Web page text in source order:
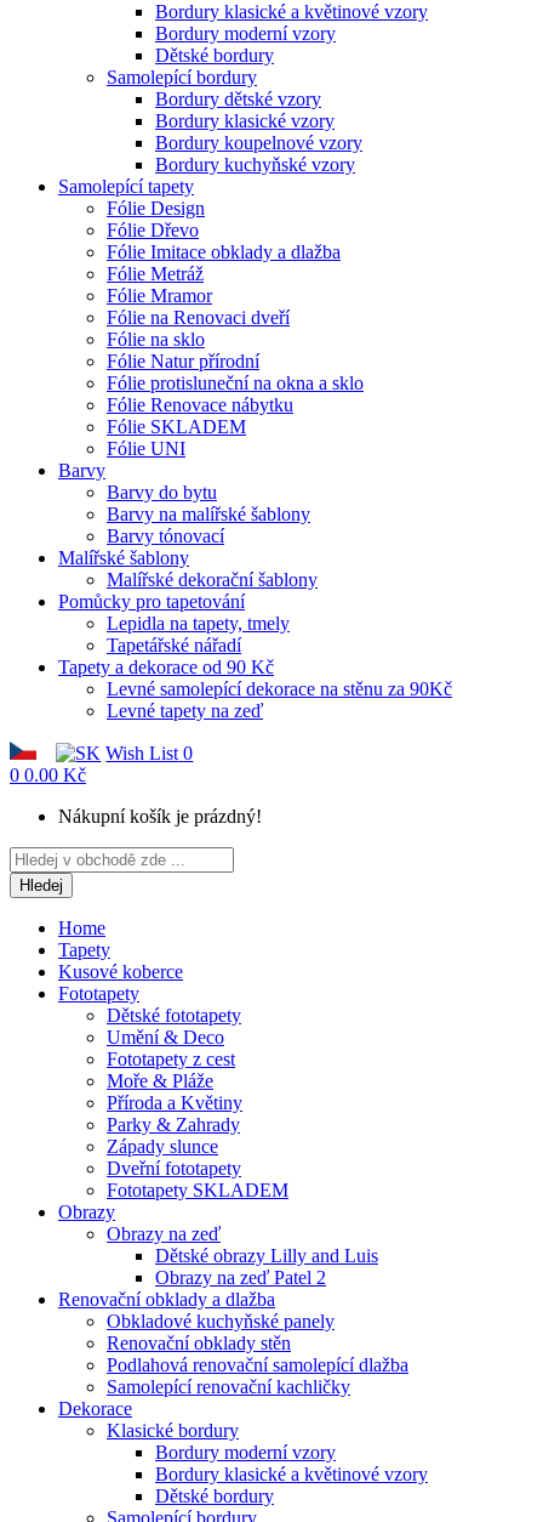
Bordury klasické a květinové vzory
Bordury moderní vzory
Dětské bordury
Samolepící bordury
Bordury dětské vzory
Bordury klasické vzory
Bordury koupelnové vzory
Bordury kuchyňské vzory
Samolepící tapety
Fólie Design
Fólie Dřevo
Fólie Imitace obklady a dlažba
Fólie Metráž
Fólie Mramor
Fólie na Renovaci dveří
Fólie na sklo
Fólie Natur přírodní
Fólie protisluneční na okna a sklo
Fólie Renovace nábytku
Fólie SKLADEM
Fólie UNI
Barvy
Barvy do bytu
Barvy na malířské šablony
Barvy tónovací
Malířské šablony
Malířské dekorační šablony
Pomůcky pro tapetování
Lepidla na tapety, tmely
Tapetářské nářadí
Tapety a dekorace od 90 Kč
Levné samolepící dekorace na stěnu za 90Kč
Levné tapety na zeď
Wish List 0
0 0.00 Kč
Nákupní košík je prázdný!
Hledej
Home
Tapety
Kusové koberce
Fototapety
Dětské fototapety
Umění & Deco
Fototapety z cest
Moře & Pláže
Příroda a Květiny
Parky & Zahrady
Západy slunce
Dveřní fototapety
Fototapety SKLADEM
Obrazy
Obrazy na zeď
Dětské obrazy Lilly and Luis
Obrazy na zeď Patel 2
Renovační obklady a dlažba
Obkladové kuchyňské panely
Renovační obklady stěn
Podlahová renovační samolepící dlažba
Samolepící renovační kachličky
Dekorace
Klasické bordury
Bordury moderní vzory
Bordury klasické a květinové vzory
Dětské bordury
Samolepící bordury